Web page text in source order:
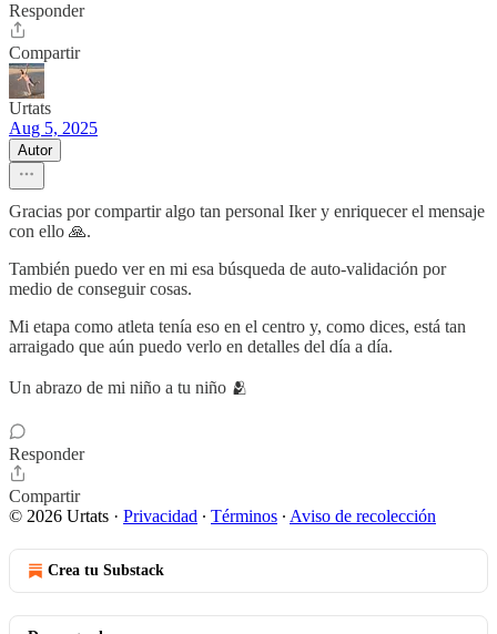
Responder
Compartir
Urtats
Aug 5, 2025
Autor
Gracias por compartir algo tan personal Iker y enriquecer el mensaje
con ello 🙏.
También puedo ver en mi esa búsqueda de auto-validación por
medio de conseguir cosas.
Mi etapa como atleta tenía eso en el centro y, como dices, está tan
arraigado que aún puedo verlo en detalles del día a día.
Un abrazo de mi niño a tu niño 🫂
Responder
Compartir
© 2026 Urtats · Privacidad ∙ Términos ∙ Aviso de recolección
Crea tu Substack